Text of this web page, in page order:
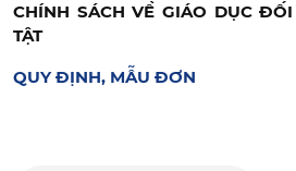
CHÍNH SÁCH VỀ GIÁO DỤC
TẬT
QUY ĐỊNH, MẪU ĐƠN